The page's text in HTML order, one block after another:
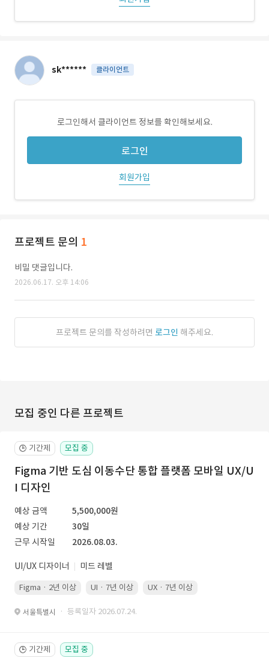
sk****** 클라이언트
로그인해서 클라이언트 정보를 확인해보세요.
로그인
회원가입
프로젝트 문의 1
비밀 댓글입니다.
2026.06.17. 오후 14:06
프로젝트 문의를 작성하려면 로그인 해주세요.
모집 중인 다른 프로젝트
🕒 기간제 모집 중
Figma 기반 도심 이동수단 통합 플랫폼 모바일 UX/U
I 디자인
예상 금액
5,500,000원
예상 기간
30일
근무 시작일
2026.08.03.
UI/UX 디자이너 미드 레벨
Figma · 2년 이상 UI · 7년 이상 UX · 7년 이상
서울특별시 · 등록일자 2026.07.24.
🕒 기간제 모집 중